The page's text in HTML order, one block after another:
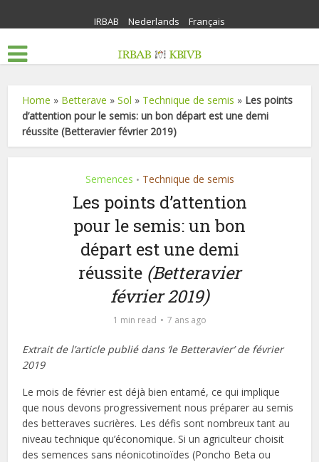
IRBAB Nederlands Français
Home » Betterave »Sol » Technique de semis » Les points
d’attention pour le semis: un bon départ est une demi
réussite (Betteravier février 2019)
Semences • Technique de semis
Les points d’attention
pour le semis: un bon
départ est une demi
réussite (Betteravier
février 2019)
1 min read 7 ans ago
Extrait de l’article publié dans ‘le Betteravier’ de février
2019
Le mois de février est déjà bien entamé, ce qui implique
que nous devons progressivement nous préparer au semis
des betteraves sucrières. Les défis sont nombreux tant au
niveau technique qu’économique. Si un agriculteur choisit
des semences sans néonicotinoïdes (Poncho Beta ou